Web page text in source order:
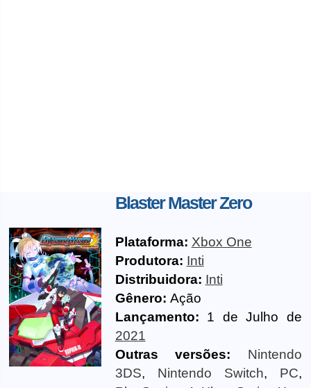
Blaster Master Zero
Plataforma: Xbox One
Produtora: Inti
Distribuidora: Inti
Gênero: Ação
Lançamento: 1 de Julho de
2021
Outras versões:
Nintendo
3DS, Nintendo Switch, PC,